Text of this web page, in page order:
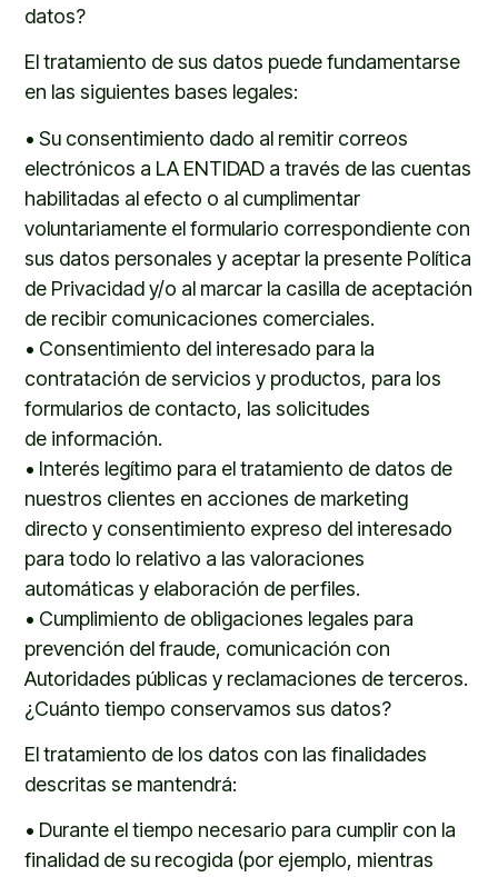
datos?
El tratamiento desus datos puede fundamentarse
en las siguientes bases legales:
•Su consentimiento dado al remitir correos
electrónicos a LA ENTIDAD a través de las cuentas
habilitadas al efecto o al cumplimentar
voluntariamente el formulario correspondiente con
sus datos personales y aceptar la presente Política
de Privacidad y/o al marcar la casilla de aceptación
de recibir comunicaciones comerciales.
• Consentimiento del interesado para la
contratación de servicios y productos, para los
formularios de contacto, las solicitudes
de información.
• Interés legítimo para el tratamiento de datos de
nuestros clientes en acciones de marketing
directo y consentimiento expreso del interesado
para todo lo relativo a las valoraciones
automáticas y elaboración de perfiles.
• Cumplimiento de obligaciones legales para
prevención del fraude, comunicación con
Autoridades públicas y reclamaciones de terceros.
¿Cuánto tiempo conservamos sus datos?
El tratamiento de los datos con las finalidades
descritas se mantendrá:
• Durante el tiempo necesario para cumplir con la
finalidad de su recogida (por ejemplo, mientras